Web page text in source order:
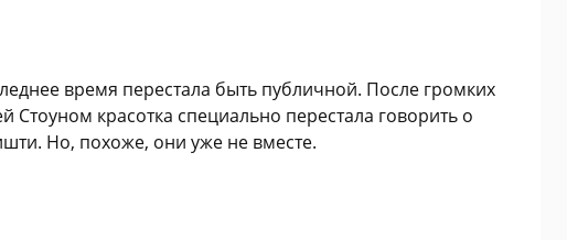
время перестала быть публичной. После громких
красотка специально перестала говорить о
Но, похоже, они уже не вместе.